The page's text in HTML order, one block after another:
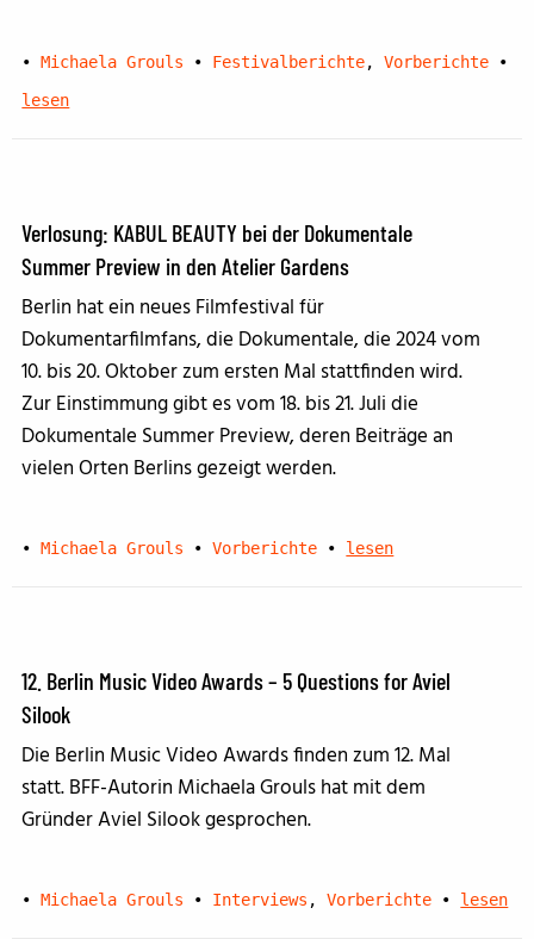
• Michaela Grouls • Festivalberichte,Vorberichte
•
lesen
Verlosung: KABUL BEAUTY bei der Dokumentale
Summer Preview in den Atelier Gardens
Berlin hat ein neues Filmfestival für
Dokumentarfilmfans, die Dokumentale, die 2024 vom
10. bis 20. Oktober zum ersten Mal stattfinden wird.
Zur Einstimmung gibt es vom 18. bis 21. Juli die
Dokumentale Summer Preview, deren Beiträge an
vielen Orten Berlins gezeigt werden.
• Michaela Grouls • Vorberichte • lesen
12. Berlin Music Video Awards – 5 Questions for Aviel
Silook
Die Berlin Music Video Awards finden zum 12. Mal
statt. BFF-Autorin Michaela Grouls hat mit dem
Gründer Aviel Silook gesprochen.
• Michaela Grouls • Interviews ,Vorberichte • lesen